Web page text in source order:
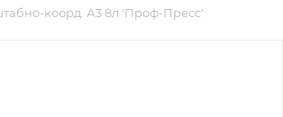
коорд. А3 8л 'Проф-Пресс'